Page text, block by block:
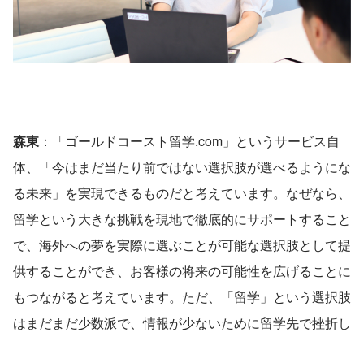
森東 ：「ゴールドコースト留学.com」というサービス自
体、「今はまだ当たり前ではない選択肢が選べるようにな
る未来」を実現できるものだと考えています。なぜなら、
留学という大きな挑戦を現地で徹底的にサポートすること
で、海外への夢を実際に選ぶことが可能な選択肢として提
供することができ、お客様の将来の可能性を広げることに
もつながると考えています。ただ、「留学」という選択肢
はまだまだ少数派で、情報が少ないために留学先で挫折し